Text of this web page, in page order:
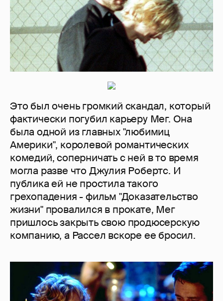
Это был очень громкий скандал, который
фактически погубил карьеру Мег. Она
была одной из главных "любимиц
Америки", королевой романтических
комедий, соперничать с ней в то время
могла разве что Джулия Робертс. И
публика ей не простила такого
грехопадения - фильм "Доказательство
жизни" провалился в прокате, Мег
пришлось закрыть свою продюсерскую
компанию, а Рассел вскоре ее бросил.